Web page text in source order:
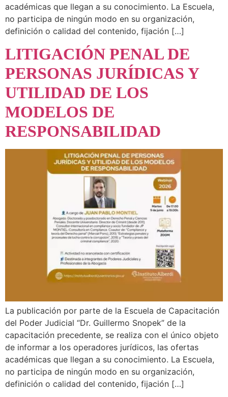
académicas que llegan a su conocimiento. La Escuela,
no participa de ningún modo en su organización,
definición o calidad del contenido, fijación […]
LITIGACIÓN PENAL DE
PERSONAS JURÍDICAS Y
UTILIDAD DE LOS
MODELOS DE
RESPONSABILIDAD
La publicación por parte de la Escuela de Capacitación
del Poder Judicial “Dr. Guillermo Snopek” de la
capacitación precedente, se realiza con el único objeto
de informar a los operadores jurídicos, las ofertas
académicas que llegan a su conocimiento. La Escuela,
no participa de ningún modo en su organización,
definición o calidad del contenido, fijación […]